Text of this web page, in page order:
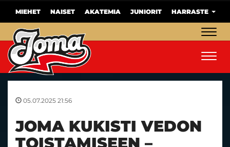
MIEHET NAISET AKATEMIA JUNIORIT HARRASTE
05.07.2025 21:56
JOMA KUKISTI VEDON
TOISTAMISEEN –